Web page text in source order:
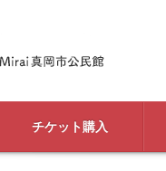
チケット購入